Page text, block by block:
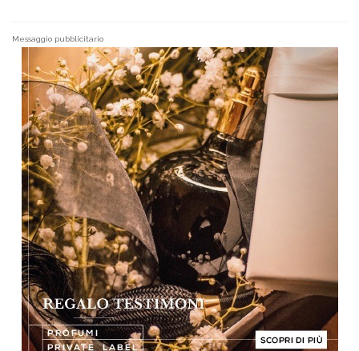
Messaggio pubblicitario